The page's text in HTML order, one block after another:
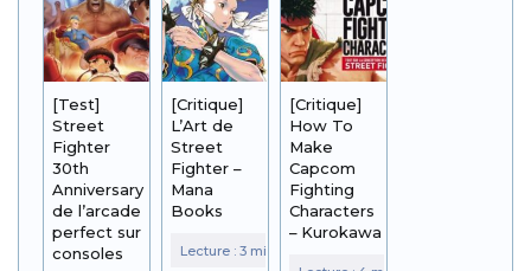
[Test]
Street
Fighter
30th
Anniversary :
de l’arcade
perfect sur
consoles
[Critique]
L’Art de
Street
Fighter –
Mana
Books
[Critique]
How To
Make
Capcom
Fighting
Characters
– Kurokawa